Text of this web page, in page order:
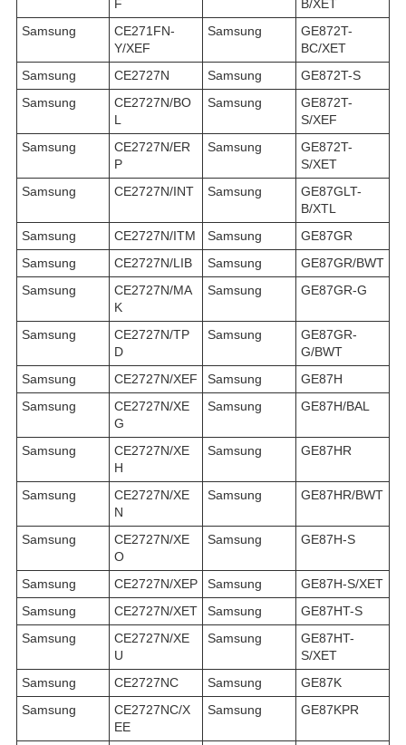
F
B/XET
Samsung
CE271FN-
Y/XEF
Samsung
GE872T-
BC/XET
Samsung
CE2727N Samsung
GE872T-S
Samsung
CE2727N/BO
L
Samsung
GE872T-
S/XEF
Samsung
CE2727N/ER
P
Samsung
GE872T-
S/XET
Samsung
CE2727N/INT Samsung
GE87GLT-
B/XTL
Samsung
CE2727N/ITM Samsung
GE87GR
Samsung
CE2727N/LIB Samsung
GE87GR/BWT
Samsung
CE2727N/MA
K
Samsung GE87GR-G
Samsung
CE2727N/TP
D
Samsung
GE87GR-
G/BWT
Samsung
CE2727N/XEF Samsung
GE87H
Samsung
CE2727N/XE
G
Samsung GE87H/BAL
Samsung
CE2727N/XE
H
Samsung GE87HR
Samsung
CE2727N/XE
N
Samsung GE87HR/BWT
Samsung
CE2727N/XE
O
Samsung GE87H-S
Samsung CE2727N/XEP Samsung
GE87H-S/XET
Samsung
CE2727N/XET Samsung
GE87HT-S
Samsung
CE2727N/XE
U
Samsung
GE87HT-
S/XET
Samsung
CE2727NC Samsung
GE87K
Samsung
CE2727NC/X
EE
Samsung GE87KPR